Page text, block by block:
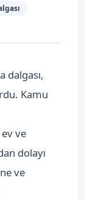
dalgası,
Kamu
ve
dolayı
ve